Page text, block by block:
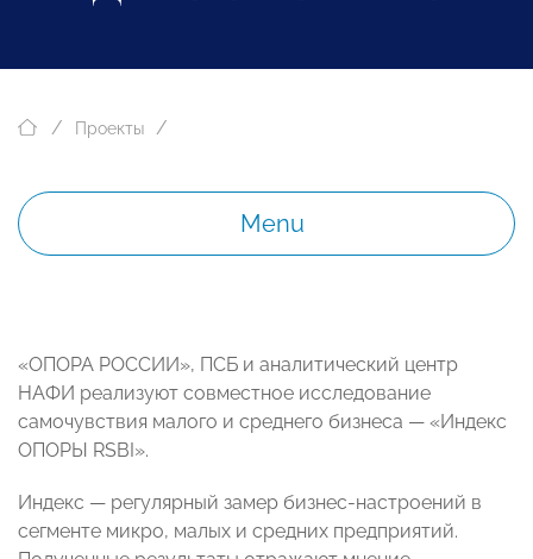
Проекты
Menu
«ОПОРА РОССИИ», ПСБ и аналитический центр
НАФИ реализуют совместное исследование
самочувствия малого и среднего бизнеса — «Индекс
ОПОРЫ RSBI».
Индекс — регулярный замер бизнес-настроений в
сегменте микро, малых и средних предприятий.